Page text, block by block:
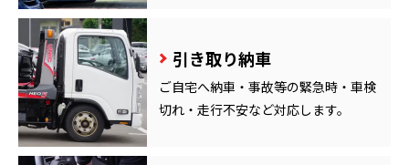
引き取り納車
ご自宅へ納車・事故等の緊急時・車検
切れ・走行不安など対応します。